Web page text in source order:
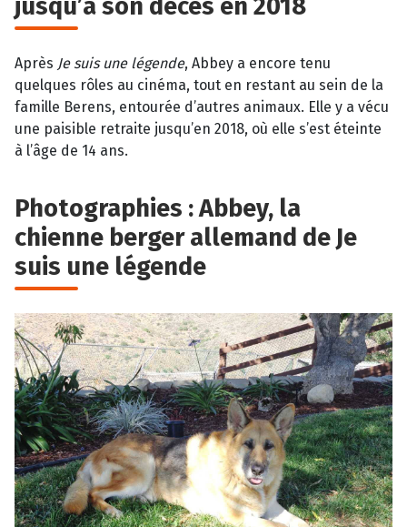
jusqu’à son décès en 2018
Après Je suis une légende, Abbey a encore tenu
quelques rôles au cinéma, tout en restant au sein de la
famille Berens, entourée d’autres animaux. Elle y a vécu
une paisible retraite jusqu’en 2018, où elle s’est éteinte
à l’âge de 14 ans.
Photographies : Abbey, la
chienne berger allemand de Je
suis une légende